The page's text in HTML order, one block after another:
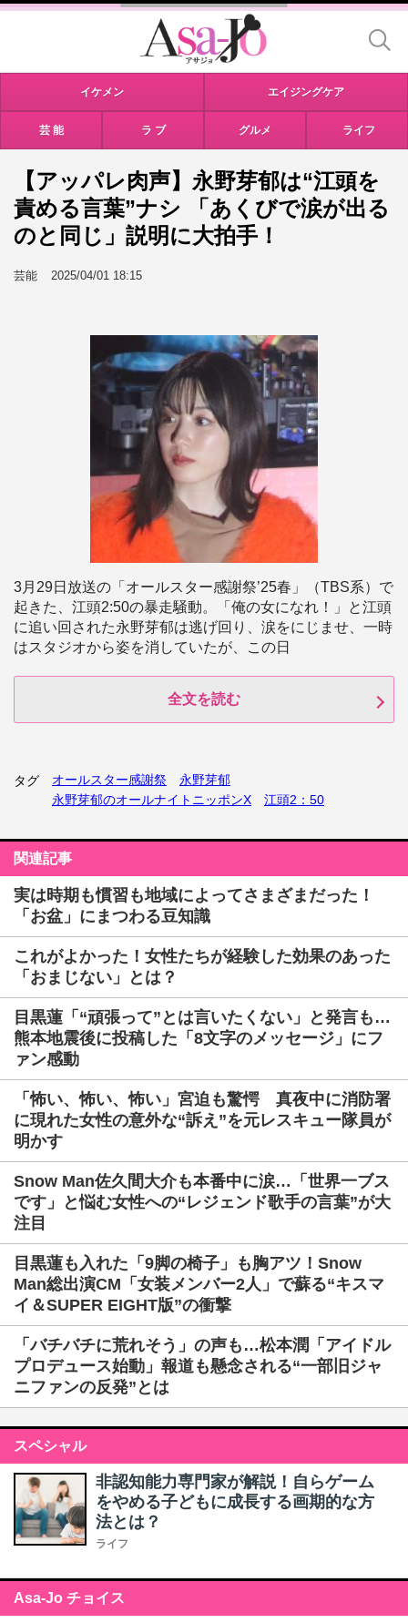
イケメン エイジングケア
芸 能 ラ ブ グルメ ライフ
【アッパレ肉声】永野芽郁は“江頭を
責める言葉”ナシ 「あくびで涙が出る
のと同じ」説明に大拍手！
芸能 2025/04/01 18:15
3月29日放送の「オールスター感謝祭’25春」（TBS系）で
起きた、江頭2:50の暴走騒動。「俺の女になれ！」と江頭
に追い回された永野芽郁は逃げ回り、涙をにじませ、一時
はスタジオから姿を消していたが、この日
全文を読む
タグ オールスター感謝祭
永野芽郁
永野芽郁のオールナイトニッポンX
江頭2：50
関連記事
実は時期も慣習も地域によってさまざまだった！
「お盆」にまつわる豆知識
これがよかった！女性たちが経験した効果のあった
「おまじない」とは？
目黒蓮「“頑張って”とは言いたくない」と発言も…
熊本地震後に投稿した「8文字のメッセージ」にフ
ァン感動
「怖い、怖い、怖い」宮迫も驚愕 真夜中に消防署
に現れた女性の意外な“訴え”を元レスキュー隊員が
明かす
Snow Man佐久間大介も本番中に涙…「世界一ブス
です」と悩む女性への“レジェンド歌手の言葉”が大
注目
目黒蓮も入れた「9脚の椅子」も胸アツ！Snow
Man総出演CM「女装メンバー2人」で蘇る“キスマ
イ＆SUPER EIGHT版”の衝撃
「バチバチに荒れそう」の声も…松本潤「アイドル
プロデュース始動」報道も懸念される“一部旧ジャ
ニファンの反発”とは
スペシャル
非認知能力専門家が解説！自らゲーム
をやめる子どもに成長する画期的な方
法とは？
ライフ
Asa-Jo チョイス